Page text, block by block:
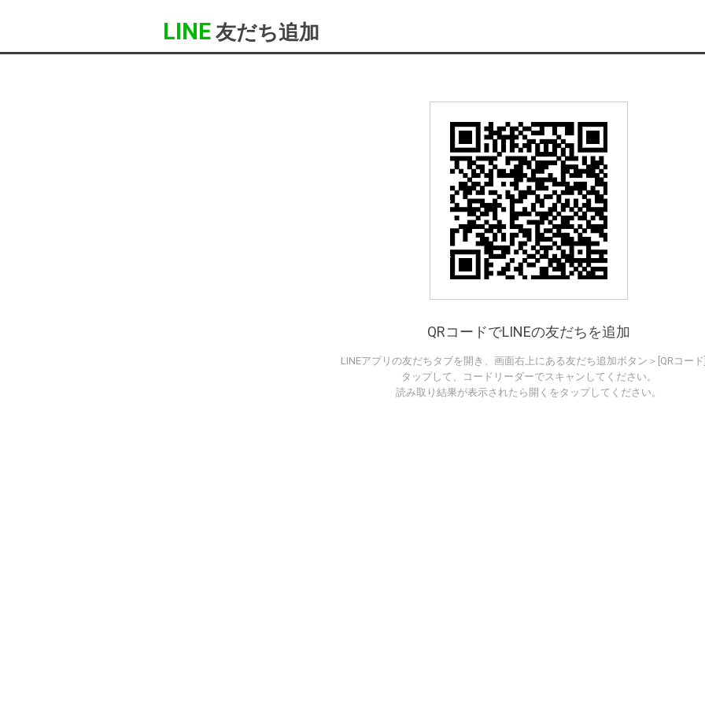
LINE 友だち追加
QRコードでLINEの友だちを追加
LINEアプリの友だちタブを開き、画面右上にある友だち追加ボタン＞[QRコー
タップして、コードリーダーでスキャンしてください。
読み取り結果が表示されたら開くをタップしてください。